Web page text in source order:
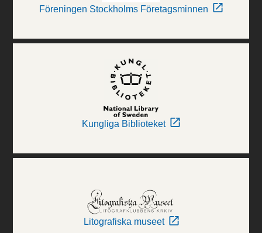
Föreningen Stockholms Företagsminnen
Kungliga Biblioteket
Litografiska museet